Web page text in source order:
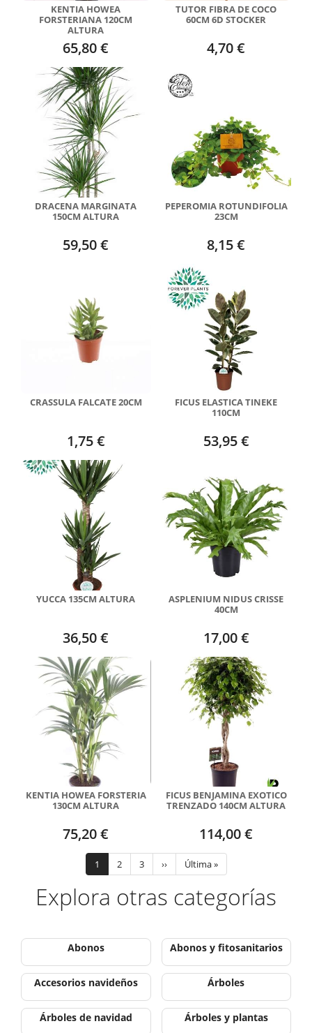
KENTIA HOWEA
FORSTERIANA 120CM
ALTURA
65,80 €
TUTOR FIBRA DE COCO
60CM 6D STOCKER
4,70 €
DRACENA MARGINATA
150CM ALTURA
59,50 €
PEPEROMIA ROTUNDIFOLIA
23CM
8,15 €
CRASSULA FALCATE 20CM
1,75 €
FICUS ELASTICA TINEKE
110CM
53,95 €
YUCCA 135CM ALTURA
36,50 €
ASPLENIUM NIDUS CRISSE
40CM
17,00 €
KENTIA HOWEA FORSTERIA
130CM ALTURA
75,20 €
FICUS BENJAMINA EXOTICO
TRENZADO 140CM ALTURA
114,00 €
Página
actual
1 Page
2 Page
3
Siguiente
página
››
Última
página
Última »
Explora otras categorías
Abonos Abonos y fitosanitarios
Accesorios navideños Árboles
Árboles de navidad Árboles y plantas